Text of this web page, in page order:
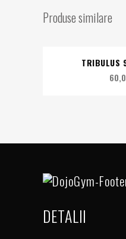
Produse similare
TRIBULUS
DETALII